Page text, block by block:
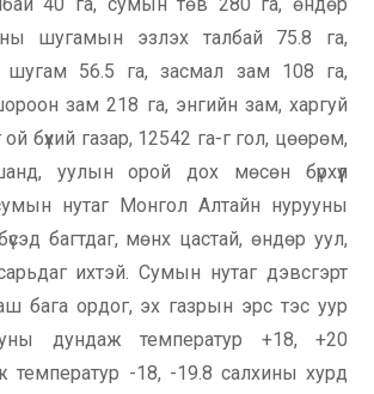
шугамын эзлэх талбай 75.8 га,
шугам 56.5 га, засмал зам 108 га,
зам 218 га, энгийн зам, харгуй
бүхий газар, 12542 га-г гол, цөөрөм,
уулын орой дох мөсөн бүрхүүл
нутаг Монгол Алтайн нурууны
багтдаг, мөнх цастай, өндөр уул,
ихтэй. Сумын нутаг дэвсгэрт
бага ордог, эх газрын эрс тэс уур
дундаж температур +18, +20
температур -18, -19.8 салхины хурд